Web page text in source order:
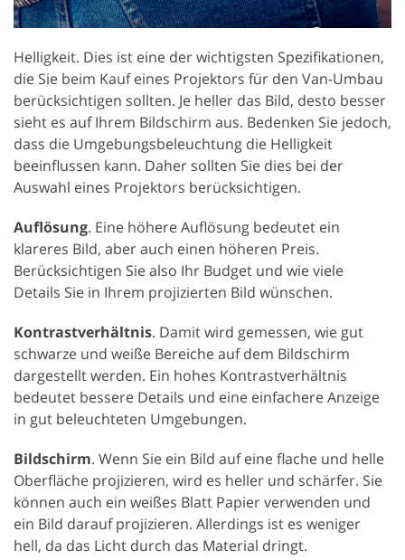
Helligkeit. Dies ist eine der wichtigsten Spezifikationen,
die Sie beim Kauf eines Projektors für den Van-Umbau
berücksichtigen sollten. Je heller das Bild, desto besser
sieht es auf Ihrem Bildschirm aus. Bedenken Sie jedoch,
dass die Umgebungsbeleuchtung die Helligkeit
beeinflussen kann. Daher sollten Sie dies bei der
Auswahl eines Projektors berücksichtigen.
Auflösung. Eine höhere Auflösung bedeutet ein
klareres Bild, aber auch einen höheren Preis.
Berücksichtigen Sie also Ihr Budget und wie viele
Details Sie in Ihrem projizierten Bild wünschen.
Kontrastverhältnis. Damit wird gemessen, wie gut
schwarze und weiße Bereiche auf dem Bildschirm
dargestellt werden. Ein hohes Kontrastverhältnis
bedeutet bessere Details und eine einfachere Anzeige
in gut beleuchteten Umgebungen.
Bildschirm. Wenn Sie ein Bild auf eine flache und helle
Oberfläche projizieren, wird es heller und schärfer. Sie
können auch ein weißes Blatt Papier verwenden und
ein Bild darauf projizieren. Allerdings ist es weniger
hell, da das Licht durch das Material dringt.